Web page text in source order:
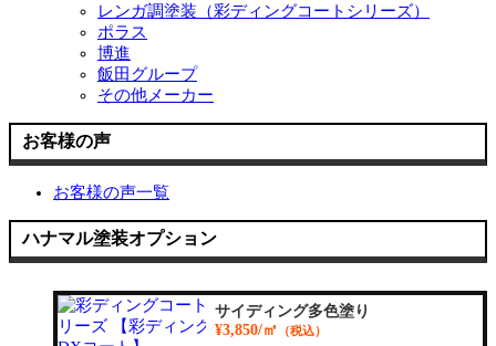
レンガ調塗装（彩ディングコートシリーズ）
ポラス
博進
飯田グループ
その他メーカー
お客様の声
お客様の声一覧
ハナマル塗装オプション
サイディング多色塗り
¥3,850/㎡ （税込）